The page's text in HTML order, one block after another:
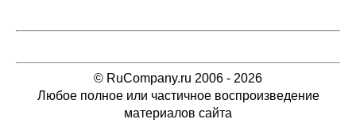
© RuCompany.ru 2006 - 2026
Любое полное или частичное воспроизведение
материалов сайта